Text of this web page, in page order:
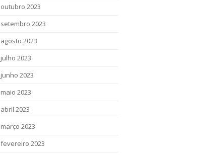
outubro 2023
setembro 2023
agosto 2023
julho 2023
junho 2023
maio 2023
abril 2023
março 2023
fevereiro 2023